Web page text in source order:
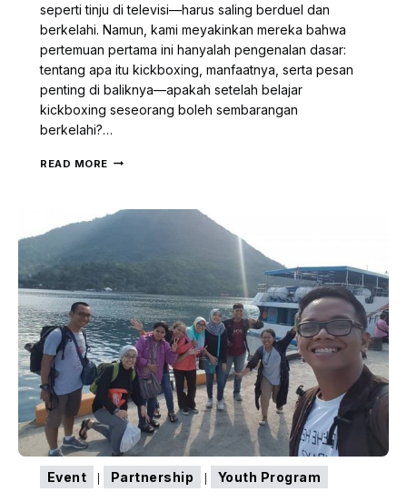
seperti tinju di televisi—harus saling berduel dan
berkelahi. Namun, kami meyakinkan mereka bahwa
pertemuan pertama ini hanyalah pengenalan dasar:
tentang apa itu kickboxing, manfaatnya, serta pesan
penting di baliknya—apakah setelah belajar
kickboxing seseorang boleh sembarangan
berkelahi?…
READ MORE WORKSHOP
ADIK
HEKA
Event Partnership Youth Program